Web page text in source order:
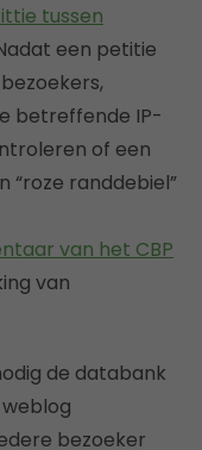
tussen
een petitie
betreffende IP-
of een
“roze randdebiel”
van het CBP
van
de databank
bezoeker